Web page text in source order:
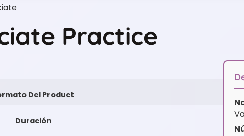
Practice
Del Product
Duración